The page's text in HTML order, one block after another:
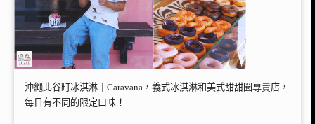
沖繩北谷町冰淇淋｜Caravana，義式冰淇淋和美式甜甜圈專賣店，
每日有不同的限定口味！